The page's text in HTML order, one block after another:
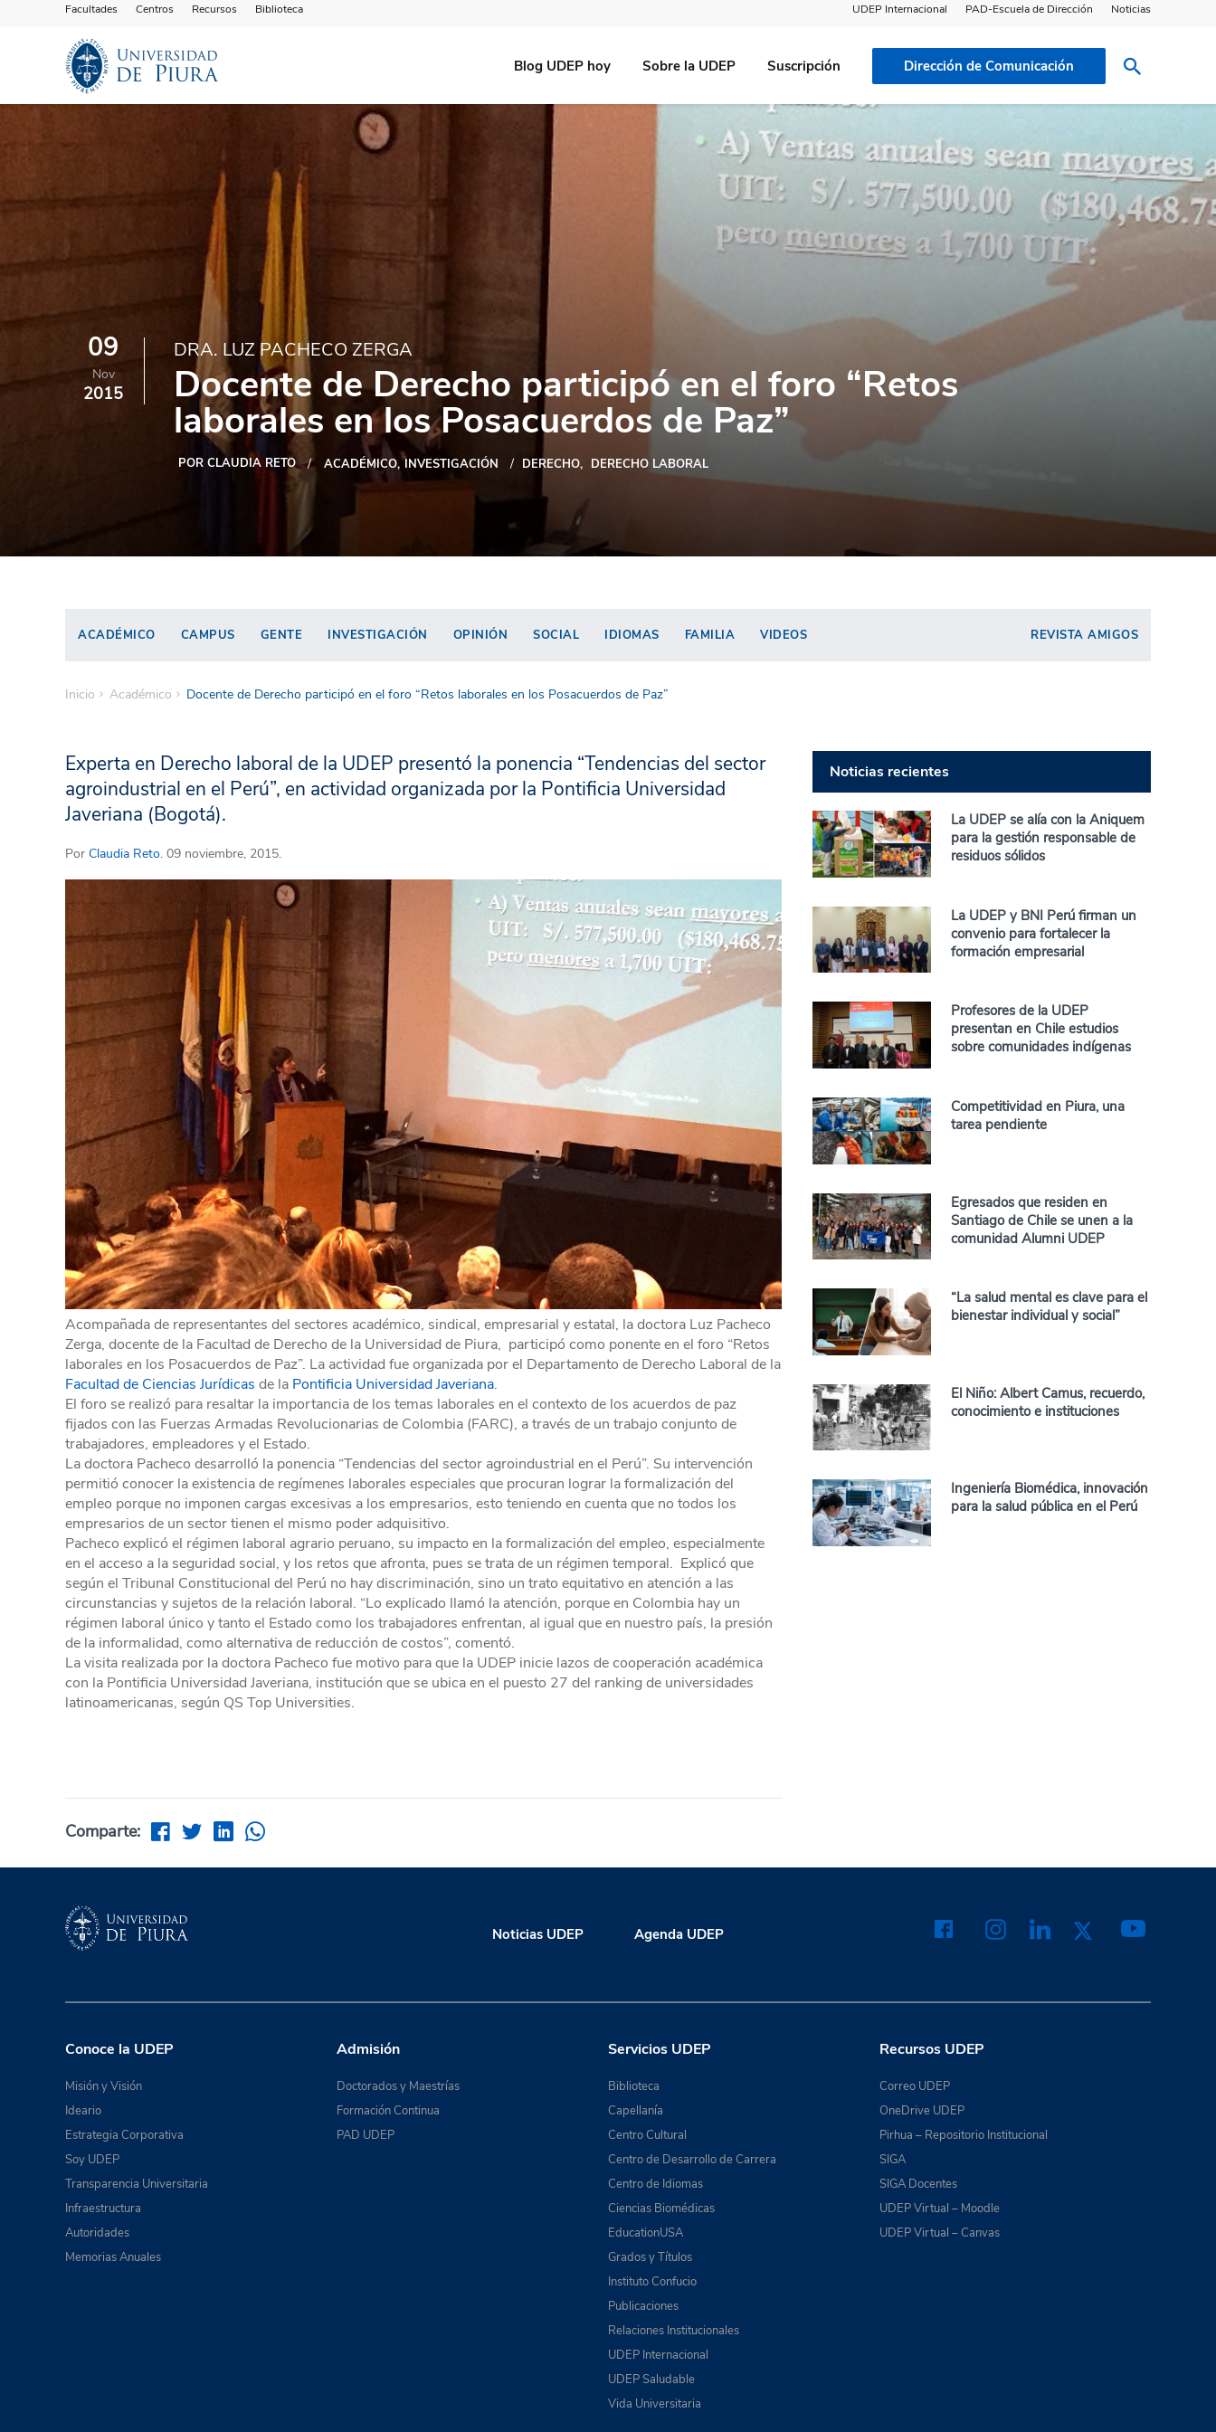
Facultades Centros Recursos Biblioteca UDEP Internacional PAD-Escuela de Dirección Noticias
Blog UDEP hoy Sobre la UDEP Suscripción Dirección de Comunicación
09
Nov
2015
DRA. LUZ PACHECO ZERGA
Docente de Derecho participó en el foro “Retos
laborales en los Posacuerdos de Paz”
POR CLAUDIA RETO ACADÉMICO INVESTIGACIÓN DERECHO DERECHO LABORAL
ACADÉMICO CAMPUS GENTE INVESTIGACIÓN OPINIÓN SOCIAL IDIOMAS FAMILIA VIDEOS REVISTA AMIGOS
Inicio Académico Docente de Derecho participó en el foro “Retos laborales en los Posacuerdos de Paz”
Experta en Derecho laboral de la UDEP presentó la ponencia “Tendencias del sector
agroindustrial en el Perú”, en actividad organizada por la Pontificia Universidad
Javeriana (Bogotá).
Por Claudia Reto. 09 noviembre, 2015.
Acompañada de representantes del sectores académico, sindical, empresarial y estatal, la doctora Luz Pacheco
Zerga, docente de la Facultad de Derecho de la Universidad de Piura, participó como ponente en el foro “Retos
laborales en los Posacuerdos de Paz”. La actividad fue organizada por el Departamento de Derecho Laboral de la
Facultad de Ciencias Jurídicas de la Pontificia Universidad Javeriana.
El foro se realizó para resaltar la importancia de los temas laborales en el contexto de los acuerdos de paz
fijados con las Fuerzas Armadas Revolucionarias de Colombia (FARC), a través de un trabajo conjunto de
trabajadores, empleadores y el Estado.
La doctora Pacheco desarrolló la ponencia “Tendencias del sector agroindustrial en el Perú”. Su intervención
permitió conocer la existencia de regímenes laborales especiales que procuran lograr la formalización del
empleo porque no imponen cargas excesivas a los empresarios, esto teniendo en cuenta que no todos los
empresarios de un sector tienen el mismo poder adquisitivo.
Pacheco explicó el régimen laboral agrario peruano, su impacto en la formalización del empleo, especialmente
en el acceso a la seguridad social, y los retos que afronta, pues se trata de un régimen temporal. Explicó que
según el Tribunal Constitucional del Perú no hay discriminación, sino un trato equitativo en atención a las
circunstancias y sujetos de la relación laboral. “Lo explicado llamó la atención, porque en Colombia hay un
régimen laboral único y tanto el Estado como los trabajadores enfrentan, al igual que en nuestro país, la presión
de la informalidad, como alternativa de reducción de costos”, comentó.
La visita realizada por la doctora Pacheco fue motivo para que la UDEP inicie lazos de cooperación académica
con la Pontificia Universidad Javeriana, institución que se ubica en el puesto 27 del ranking de universidades
latinoamericanas, según QS Top Universities.
Comparte:
Noticias recientes
La UDEP se alía con la Aniquem
para la gestión responsable de
residuos sólidos
La UDEP y BNI Perú firman un
convenio para fortalecer la
formación empresarial
Profesores de la UDEP
presentan en Chile estudios
sobre comunidades indígenas
Competitividad en Piura, una
tarea pendiente
Egresados que residen en
Santiago de Chile se unen a la
comunidad Alumni UDEP
“La salud mental es clave para el
bienestar individual y social”
El Niño: Albert Camus, recuerdo,
conocimiento e instituciones
Ingeniería Biomédica, innovación
para la salud pública en el Perú
Noticias UDEP Agenda UDEP
Conoce la UDEP
Misión y Visión
Ideario
Estrategia Corporativa
Soy UDEP
Transparencia Universitaria
Infraestructura
Autoridades
Memorias Anuales
Admisión
Doctorados y Maestrías
Formación Continua
PAD UDEP
Servicios UDEP
Biblioteca
Capellanía
Centro Cultural
Centro de Desarrollo de Carrera
Centro de Idiomas
Ciencias Biomédicas
EducationUSA
Grados y Títulos
Instituto Confucio
Publicaciones
Relaciones Institucionales
UDEP Internacional
UDEP Saludable
Vida Universitaria
Recursos UDEP
Correo UDEP
OneDrive UDEP
Pirhua – Repositorio Institucional
SIGA
SIGA Docentes
UDEP Virtual – Moodle
UDEP Virtual – Canvas